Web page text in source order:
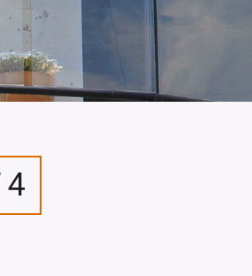
4